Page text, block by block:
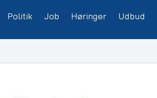
Politik Job Høringer Udbud